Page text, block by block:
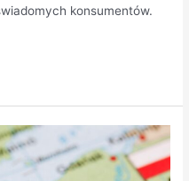
konsumentów.